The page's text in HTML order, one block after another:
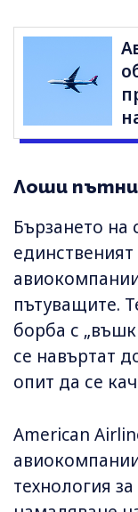
Лоши
Бързането на
пътуващите.
борба с
се навъртат
опит да се
American
технология